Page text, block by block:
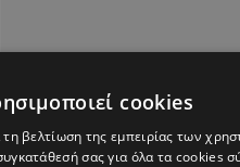
cookies
βελτίωση της εμπειρίας των
σας για όλα τα cookies